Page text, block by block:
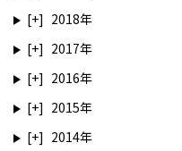
2018
2017
2016
2015
2014